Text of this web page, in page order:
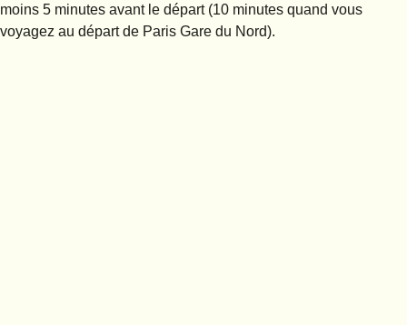
moins 5 minutes avant le départ (10 minutes quand vous
voyagez au départ de Paris Gare du Nord).